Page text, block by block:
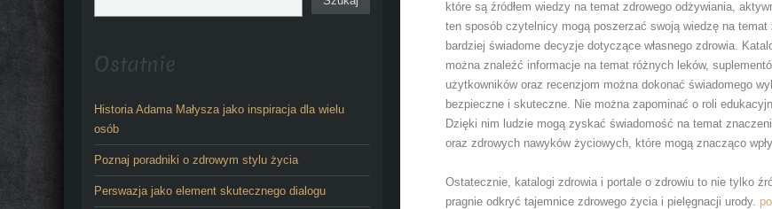
które są źródłem wiedzy na temat zdrowego odżywiania,
ten sposób czytelnicy mogą poszerzać swoją wiedzę na
bardziej świadome decyzje dotyczące własnego zdrowia.
można znaleźć informacje na temat różnych leków,
użytkowników oraz recenzjom można dokonać świadomego
bezpieczne i skuteczne. Nie można zapominać o roli
Dzięki nim ludzie mogą zyskać świadomość na temat
oraz zdrowych nawyków życiowych, które mogą znacząco
Ostatecznie, katalogi zdrowia i portale o zdrowiu to nie tylko
pragnie odkryć tajemnice zdrowego życia i pielęgnacji urody.
Ostatnie
Historia Adama Małysza jako inspiracja dla wielu
osób
Poznaj poradniki o zdrowym stylu życia
Perswazja jako element skutecznego dialogu